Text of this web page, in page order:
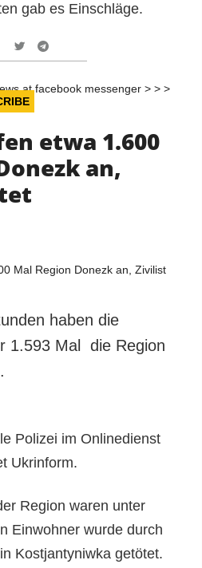
gab es Einschläge.
at facebook messenger > > >
etwa 1.600
an,
haben die
1.593 Mal die Region
Polizei im Onlinedienst
Ukrinform.
Region waren unter
Einwohner wurde durch
Kostjantyniwka getötet.